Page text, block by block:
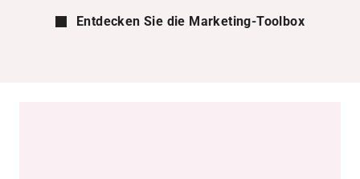
Entdecken Sie die Marketing-Toolbox